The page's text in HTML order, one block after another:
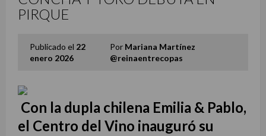
PIRQUE
Publicado el 22
enero 2026
Por Mariana Martínez
@reinaentrecopas
Con la dupla chilena Emilia & Pablo,
el Centro del Vino inauguró su